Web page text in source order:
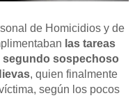
de Homicidios y de
las tareas
segundo sospechoso
, quien finalmente
según los pocos